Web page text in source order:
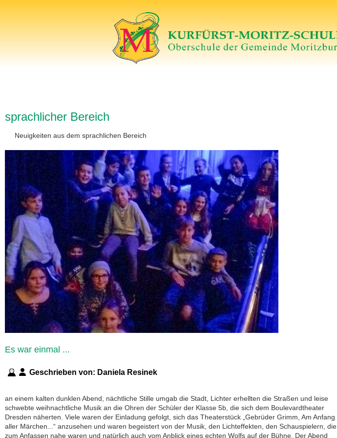
sprachlicher Bereich
Neuigkeiten aus dem sprachlichen Bereich
Es war einmal ...
Geschrieben von: Daniela Resinek
an einem kalten dunklen Abend, nächtliche Stille umgab die Stadt, Lichter erhellten die Straßen und leise
schwebte weihnachtliche Musik an die Ohren der Schüler der Klasse 5b, die sich dem Boulevardtheater
Dresden näherten. Viele waren der Einladung gefolgt, sich das Theaterstück „Gebrüder Grimm, Am Anfang
aller Märchen...“ anzusehen und waren begeistert von der Musik, den Lichteffekten, den Schauspielern, die
zum Anfassen nahe waren und natürlich auch vom Anblick eines echten Wolfs auf der Bühne. Der Abend